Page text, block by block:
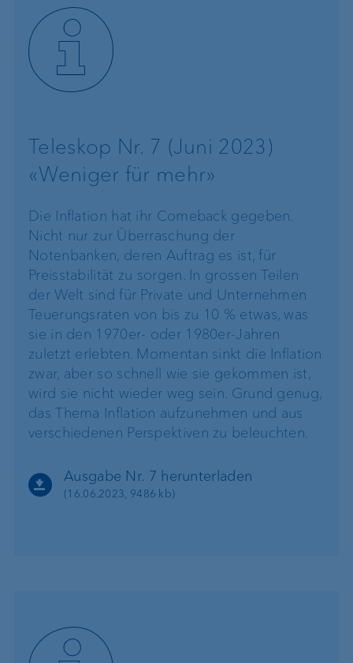
Teleskop Nr. 7 (Juni 2023)
«Weniger für mehr»
Die Inflation hat ihr Comeback gegeben.
Nicht nur zur Überraschung der
Notenbanken, deren Auftrag es ist, für
Preisstabilität zu sorgen. In grossen Teilen
der Welt sind für Private und Unternehmen
Teuerungsraten von bis zu 10 % etwas, was
sie in den 1970er- oder 1980er-Jahren
zuletzt erlebten. Momentan sinkt die Inflation
zwar, aber so schnell wie sie gekommen ist,
wird sie nicht wieder weg sein. Grund genug,
das Thema Inflation aufzunehmen und aus
verschiedenen Perspektiven zu beleuchten.
Ausgabe Nr. 7 herunterladen
(16.06.2023, 9486 kb)